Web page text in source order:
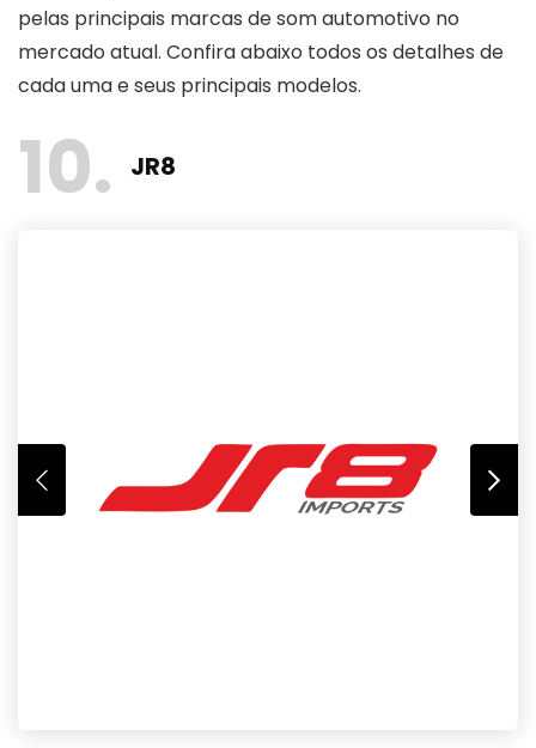
pelas principais marcas de som automotivo no
mercado atual. Confira abaixo todos os detalhes de
cada uma e seus principais modelos.
10 JR8